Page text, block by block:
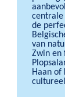
centrale
de
van
Zwin en
Haan of